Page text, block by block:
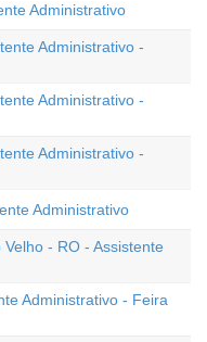
Administrativo
Administrativo -
Administrativo -
Administrativo -
Administrativo
- RO - Assistente
Administrativo - Feira